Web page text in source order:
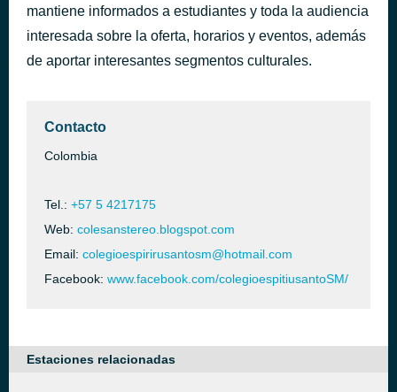
major lazer & DJ snake ~ lean on
hace 40 minutos
mantiene informados a estudiantes y toda la audiencia
interesada sobre la oferta, horarios y eventos, además
de aportar interesantes segmentos culturales.
Contacto
Colombia
Tel.: +57 5 4217175
Web: colesanstereo.blogspot.com
Email: colegioespirirusantosm@hotmail.com
Facebook: www.facebook.com/colegioespitiusantoSM/
Estaciones relacionadas